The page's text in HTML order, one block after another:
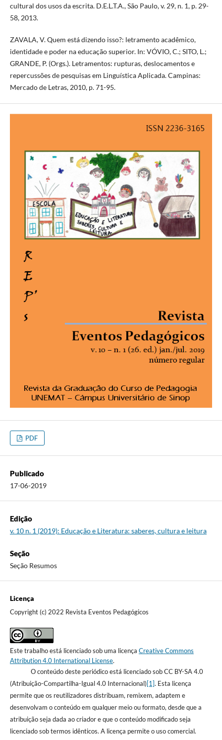
cultural dos usos da escrita. D.E.L.T.A., São Paulo, v. 29, n. 1, p. 29-
58, 2013.
ZAVALA, V. Quem está dizendo isso?: letramento acadêmico,
identidade e poder na educação superior. In: VÓVIO, C.; SITO, L.;
GRANDE, P. (Orgs.). Letramentos: rupturas, deslocamentos e
repercussões de pesquisas em Linguística Aplicada. Campinas:
Mercado de Letras, 2010, p. 71-95.
PDF
Publicado
17-06-2019
Edição
v. 10 n. 1 (2019): Educação e Literatura: saberes, cultura e leitura
Seção
Seção Resumos
Licença
Copyright (c) 2022 Revista Eventos Pedagógicos
Este trabalho está licenciado sob uma licença Creative Commons
Attribution 4.0 International License.
O conteúdo deste periódico está licenciado sob CC BY-SA 4.0
(Atribuição-Compartilha-Igual 4.0 Internacional)[1]. Esta licença
permite que os reutilizadores distribuam, remixem, adaptem e
desenvolvam o conteúdo em qualquer meio ou formato, desde que a
atribuição seja dada ao criador e que o conteúdo modificado seja
licenciado sob termos idênticos. A licença permite o uso comercial.